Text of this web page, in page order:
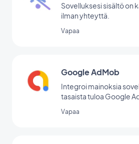
Sovelluksesi sisältö on
ilman yhteyttä.
Vapaa
Google AdMob
Integroi mainoksia
tasaista tuloa Google
Vapaa